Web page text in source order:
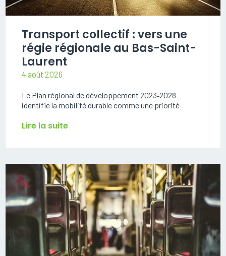
Transport collectif : vers une
régie régionale au Bas-Saint-
Laurent
4 août 2026
Le Plan régional de développement 2023‑2028
identifie la mobilité durable comme une priorité
Lire la suite